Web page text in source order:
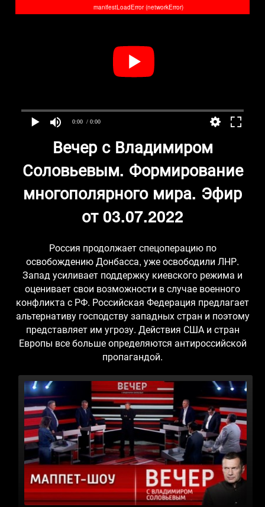
0:00 / 0:00
manifestLoadError (networkError)
Вечер с Владимиром
Соловьевым. Формирование
многополярного мира. Эфир
от 03.07.2022
Россия продолжает спецоперацию по
освобождению Донбасса, уже освободили ЛНР.
Запад усиливает поддержку киевского режима и
оценивает свои возможности в случае военного
конфликта с РФ. Российская Федерация предлагает
альтернативу господству западных стран и поэтому
представляет им угрозу. Действия США и стран
Европы все больше определяются антироссийской
пропагандой.